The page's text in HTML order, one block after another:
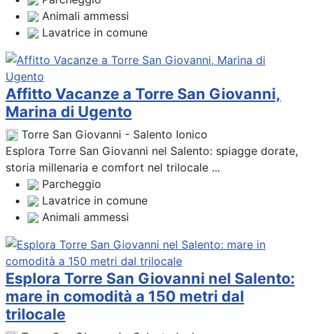
Animali ammessi
Lavatrice in comune
Affitto Vacanze a Torre San Giovanni,
Marina di Ugento
Torre San Giovanni - Salento Ionico
Esplora Torre San Giovanni nel Salento: spiagge dorate,
storia millenaria e comfort nel trilocale ...
Parcheggio
Lavatrice in comune
Animali ammessi
Esplora Torre San Giovanni nel Salento:
mare in comodità a 150 metri dal
trilocale